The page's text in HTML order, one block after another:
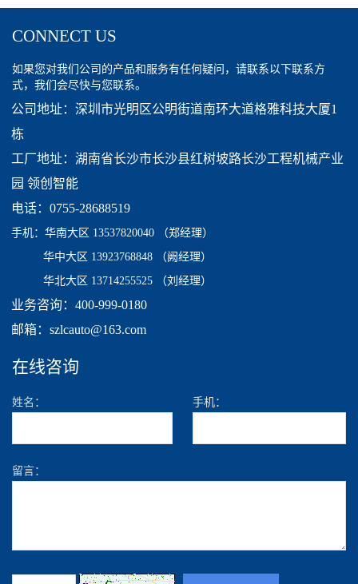
CONNECT US
如果您对我们公司的产品和服务有任何疑问，请联系以下联系方
式，我们会尽快与您联系。
公司地址：深圳市光明区公明街道南环大道格雅科技大厦1
栋
工厂地址：湖南省长沙市长沙县红树坡路长沙工程机械产业
园 领创智能
电话：0755-28688519
手机： 华南大区 13537820040 （郑经理）
华中大区 13923768848 （阙经理）
华北大区 13714255525 （刘经理）
业务咨询：400-999-0180
邮箱：szlcauto@163.com
在线咨询
姓名： 手机：
留言：